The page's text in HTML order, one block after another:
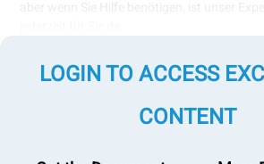
LOGIN TO ACCESS
CONTENT